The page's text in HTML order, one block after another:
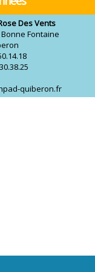
Des Vents
Fontaine
quiberon.fr